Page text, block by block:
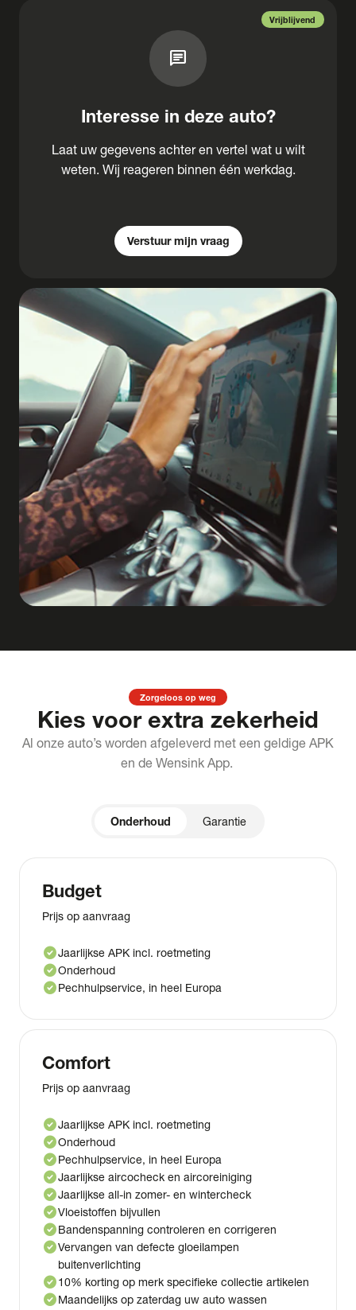
Vrijblijvend
chat
Interesse in deze auto?
Laat uw gegevens achter en vertel wat u wilt
weten. Wij reageren binnen één werkdag.
Verstuur mijn vraag
Zorgeloos op weg
Kies voor extra zekerheid
Al onze auto’s worden afgeleverd met een geldige APK
en de Wensink App.
Onderhoud Garantie
Budget
Prijs op aanvraag
check_circleJaarlijkse APK incl. roetmeting
check_circleOnderhoud
check_circlePechhulpservice, in heel Europa
Comfort
Prijs op aanvraag
check_circleJaarlijkse APK incl. roetmeting
check_circleOnderhoud
check_circlePechhulpservice, in heel Europa
check_circleJaarlijkse aircocheck en aircoreiniging
check_circleJaarlijkse all-in zomer- en wintercheck
check_circleVloeistoffen bijvullen
check_circleBandenspanning controleren en corrigeren
check_circleVervangen van defecte gloeilampen
buitenverlichting
check_circle10% korting op merk specifieke collectie artikelen
check_circleMaandelijks op zaterdag uw auto wassen